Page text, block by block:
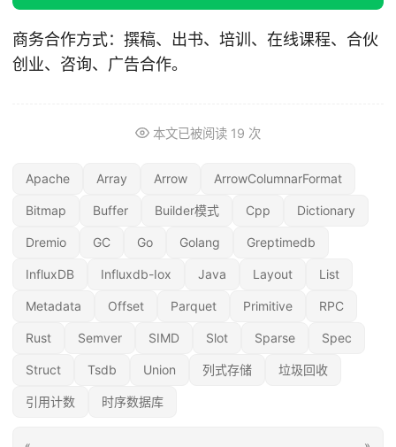
商务合作方式：撰稿、出书、培训、在线课程、合伙
创业、咨询、广告合作。
本文已被阅读 19 次
Apache Array Arrow ArrowColumnarFormat
Bitmap Buffer Builder模式 Cpp Dictionary
Dremio GC Go Golang Greptimedb
InfluxDB Influxdb-Iox Java Layout List
Metadata Offset Parquet Primitive RPC
Rust Semver SIMD Slot Sparse Spec
Struct Tsdb Union 列式存储 垃圾回收
引用计数 时序数据库